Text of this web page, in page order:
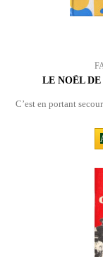
LE NOËL
C’est en portant